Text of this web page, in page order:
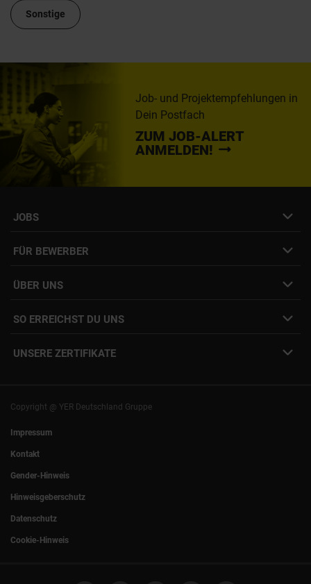
Sonstige
Job- und Projektempfehlungen in
Dein Postfach
ZUM JOB-ALERT
ANMELDEN!
JOBS
Initiativbewerbung
Interne Jobs
FÜR BEWERBER
Freelance Vermittlung
ÜBER UNS
Unsere Standorte
Presse
SO ERREICHST DU UNS
+49 (0)89 540210-0
Rostock| Berlin
UNSERE ZERTIFIKATE
Copyright @ YER Deutschland Gruppe
Impressum
Kontakt
Gender-Hinweis
Hinweisgeberschutz
Datenschutz
Cookie-Hinweis